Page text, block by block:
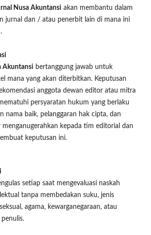
Nusa Akuntansi akan membantu dalam
jurnal dan / atau penerbit lain di mana ini
Akuntansi bertanggung jawab untuk
mana yang akan diterbitkan. Keputusan
anggota dewan editor atau mitra
persyaratan hukum yang berlaku
nama baik, pelanggaran hak cipta, dan
menganugerahkan kepada tim editorial dan
keputusan ini.
setiap saat mengevaluasi naskah
tanpa membedakan suku, jenis
agama, kewarganegaraan, atau